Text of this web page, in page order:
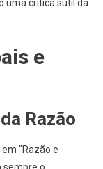
uma crítica sutil da
e
Razão
"Razão e